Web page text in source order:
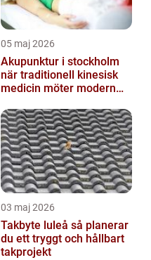
05 maj 2026
Akupunktur i stockholm
när traditionell kinesisk
medicin möter modern
03 maj 2026
Takbyte luleå så planerar
du ett tryggt och hållbart
takprojekt